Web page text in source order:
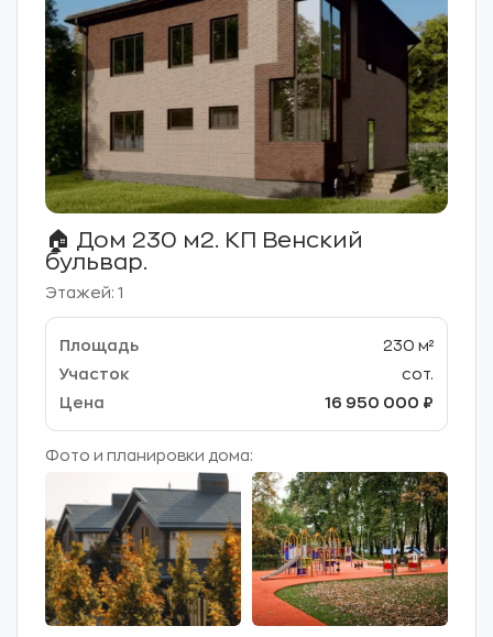
🏠 Дом 230 м2. КП Венский
бульвар.
Этажей: 1
230 м²
сот.
16 950 000 ₽
Фото и планировки дома: